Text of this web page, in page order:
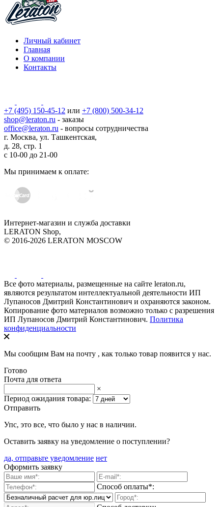
Личный кабинет
Главная
О компании
Контакты
+7 (495) 150-45-12 или +7 (800) 500-34-12
shop@leraton.ru - заказы
office@leraton.ru - вопросы сотрудничества
г. Москва, ул. Ташкентская,
д. 28, стр. 1
с 10-00 до 21-00
Мы принимаем к оплате:
Интернет-магазин и служба доставки
LERATON Shop,
© 2016-2026 LERATON MOSCOW
Все фото материалы, размещенные на сайте leraton.ru,
являются результатом интеллектуальной деятельности ИП
Лупаносов Дмитрий Константинович и охраняются законом.
Копирование фото материалов возможно только с разрешения
ИП Лупаносов Дмитрий Константинович. Политика
конфиденциальности
Мы сообщим Вам на почту , как только товар появится у нас.
Готово
Почта для ответа
×
Период ожидания товара:
Отправить
Упс, это все, что было у нас в наличии.
Оставить заявку на уведомление о поступлении?
да, отправьте уведомление нет
Оформить заявку
Способ оплаты*: